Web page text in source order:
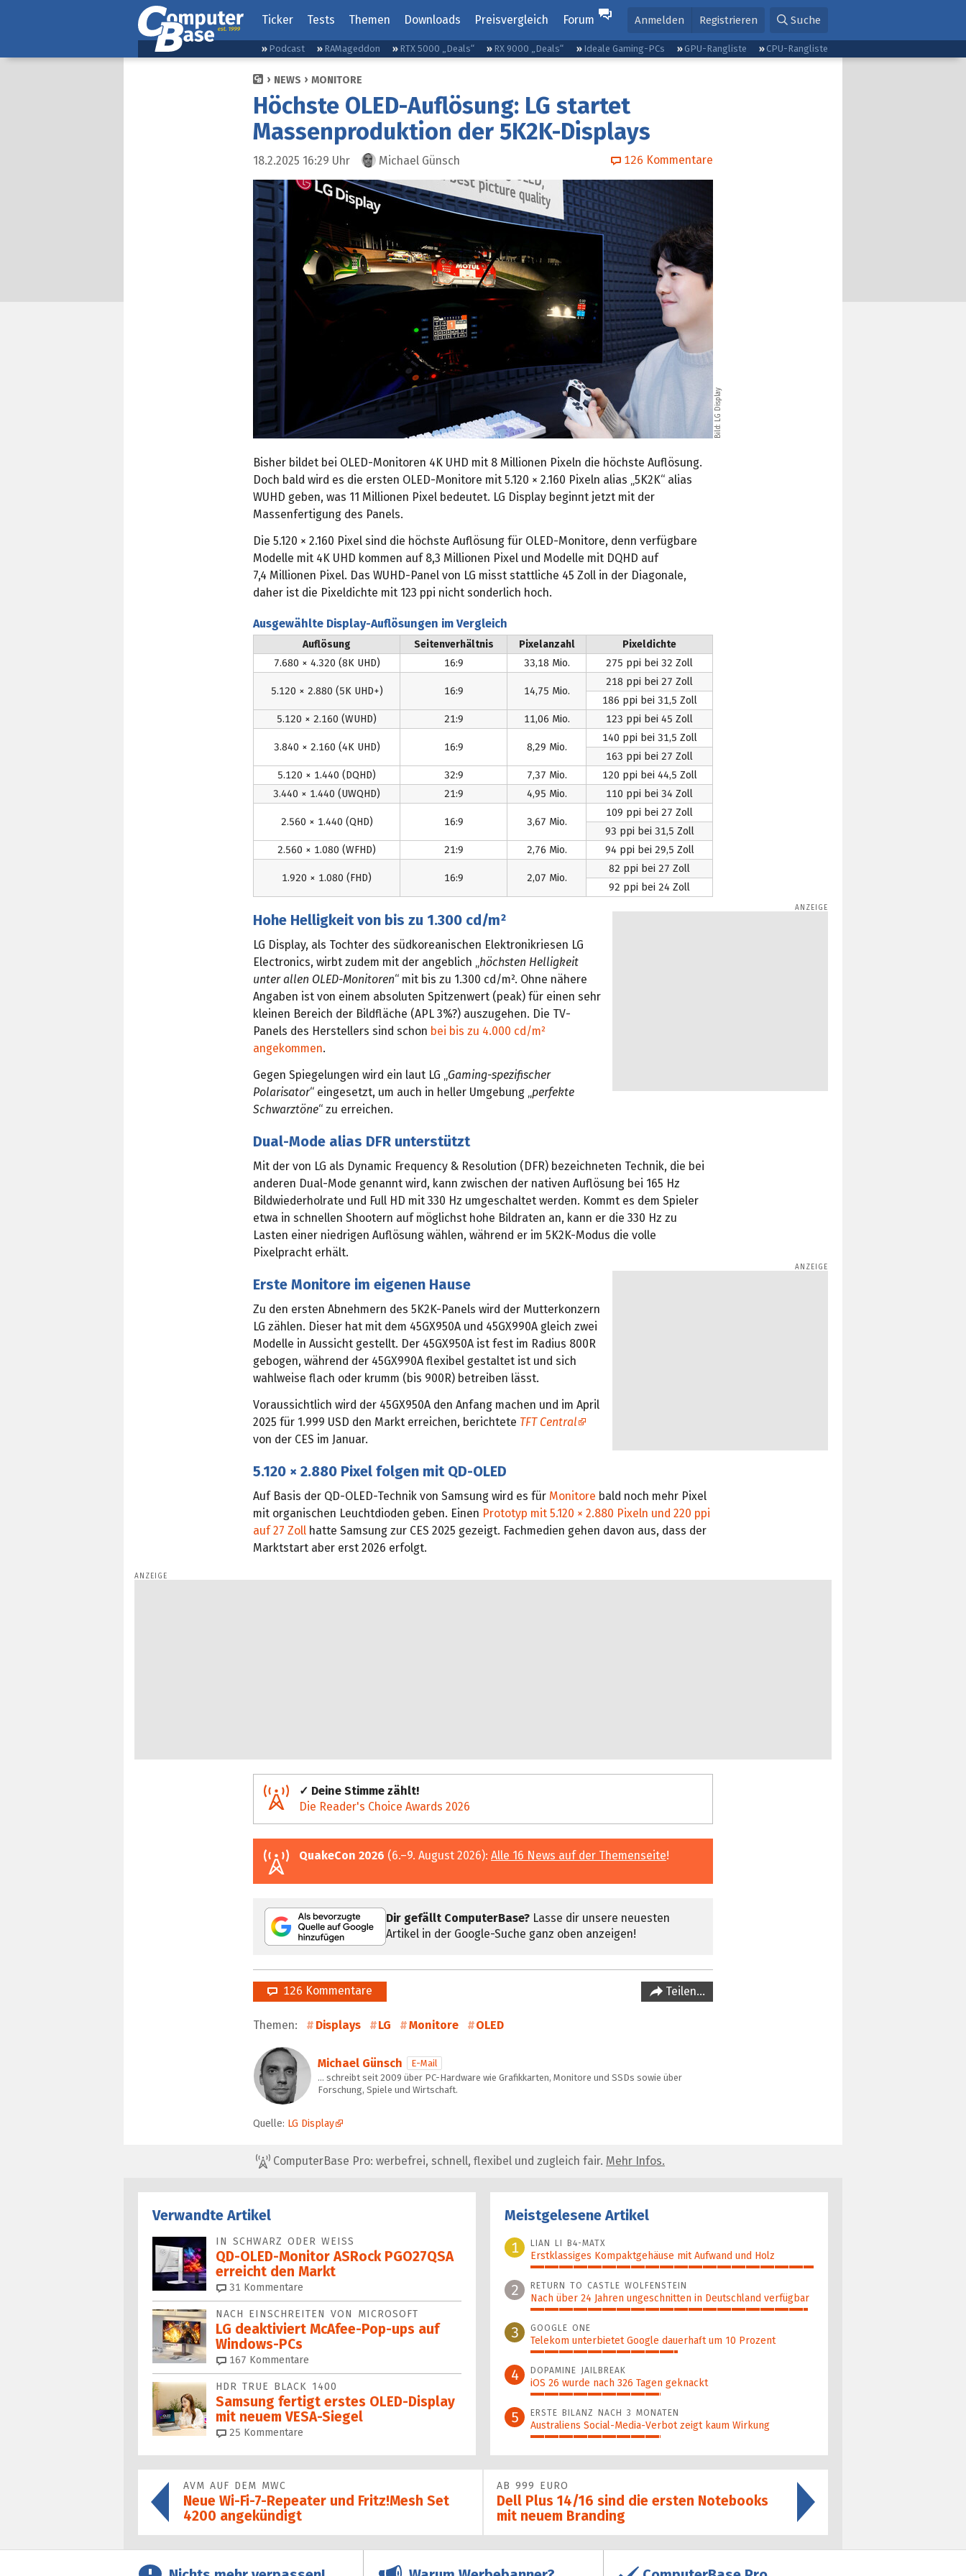
Ticker Tests Themen Downloads Preisvergleich Forum Anmelden Registrieren Suche
Podcast RAMageddon RTX 5000 „Deals“ RX 9000 „Deals“ Ideale Gaming-PCs GPU-Rangliste CPU-Rangliste
NEWS MONITORE
Höchste OLED-Auflösung: LG startet
Massenproduktion der 5K2K-Displays
18.2.2025 16:29 Uhr Michael Günsch 126 Kommentare
Bild: LG Display
Bisher bildet bei OLED-Monitoren 4K UHD mit 8 Millionen Pixeln die höchste Auflösung.
Doch bald wird es die ersten OLED-Monitore mit 5.120 × 2.160 Pixeln alias „5K2K“ alias
WUHD geben, was 11 Millionen Pixel bedeutet. LG Display beginnt jetzt mit der
Massenfertigung des Panels.
Die 5.120 × 2.160 Pixel sind die höchste Auflösung für OLED-Monitore, denn verfügbare
Modelle mit 4K UHD kommen auf 8,3 Millionen Pixel und Modelle mit DQHD auf
7,4 Millionen Pixel. Das WUHD-Panel von LG misst stattliche 45 Zoll in der Diagonale,
daher ist die Pixeldichte mit 123 ppi nicht sonderlich hoch.
Ausgewählte Display-Auflösungen im Vergleich
Auflösung Seitenverhältnis Pixelanzahl
Pixeldichte
7.680 × 4.320 (8K UHD)
16:9 33,18 Mio. 275 ppi bei 32 Zoll
5.120 × 2.880 (5K UHD+) 16:9 14,75 Mio.
218 ppi bei 27 Zoll
186 ppi bei 31,5 Zoll
5.120 × 2.160 (WUHD)
21:9 11,06 Mio. 123 ppi bei 45 Zoll
3.840 × 2.160 (4K UHD) 16:9 8,29 Mio.
140 ppi bei 31,5 Zoll
163 ppi bei 27 Zoll
5.120 × 1.440 (DQHD)
32:9 7,37 Mio.
120 ppi bei 44,5 Zoll
3.440 × 1.440 (UWQHD)
21:9 4,95 Mio. 110 ppi bei 34 Zoll
2.560 × 1.440 (QHD) 16:9 3,67 Mio.
109 ppi bei 27 Zoll
93 ppi bei 31,5 Zoll
2.560 × 1.080 (WFHD)
21:9 2,76 Mio. 94 ppi bei 29,5 Zoll
1.920 × 1.080 (FHD) 16:9 2,07 Mio.
82 ppi bei 27 Zoll
92 ppi bei 24 Zoll
Hohe Helligkeit von bis zu 1.300 cd/m²
LG Display, als Tochter des südkoreanischen Elektronikriesen LG
Electronics, wirbt zudem mit der angeblich „höchsten Helligkeit
unter allen OLED-Monitoren“ mit bis zu 1.300 cd/m². Ohne nähere
Angaben ist von einem absoluten Spitzenwert (peak) für einen sehr
kleinen Bereich der Bildfläche (APL 3%?) auszugehen. Die TV-
Panels des Herstellers sind schon bei bis zu 4.000 cd/m²
angekommen.
Gegen Spiegelungen wird ein laut LG „Gaming-spezifischer
Polarisator“ eingesetzt, um auch in heller Umgebung „perfekte
Schwarztöne“ zu erreichen.
Dual-Mode alias DFR unterstützt
Mit der von LG als Dynamic Frequency & Resolution (DFR) bezeichneten Technik, die bei
anderen Dual-Mode genannt wird, kann zwischen der nativen Auflösung bei 165 Hz
Bildwiederholrate und Full HD mit 330 Hz umgeschaltet werden. Kommt es dem Spieler
etwa in schnellen Shootern auf möglichst hohe Bildraten an, kann er die 330 Hz zu
Lasten einer niedrigen Auflösung wählen, während er im 5K2K-Modus die volle
Pixelpracht erhält.
Erste Monitore im eigenen Hause
Zu den ersten Abnehmern des 5K2K-Panels wird der Mutterkonzern
LG zählen. Dieser hat mit dem 45GX950A und 45GX990A gleich zwei
Modelle in Aussicht gestellt. Der 45GX950A ist fest im Radius 800R
gebogen, während der 45GX990A flexibel gestaltet ist und sich
wahlweise flach oder krumm (bis 900R) betreiben lässt.
Voraussichtlich wird der 45GX950A den Anfang machen und im April
2025 für 1.999 USD den Markt erreichen, berichtete TFT Central
von der CES im Januar.
5.120 × 2.880 Pixel folgen mit QD-OLED
Auf Basis der QD-OLED-Technik von Samsung wird es für Monitore bald noch mehr Pixel
mit organischen Leuchtdioden geben. Einen Prototyp mit 5.120 × 2.880 Pixeln und 220 ppi
auf 27 Zoll hatte Samsung zur CES 2025 gezeigt. Fachmedien gehen davon aus, dass der
Marktstart aber erst 2026 erfolgt.
✓ Deine Stimme zählt!
Die Reader's Choice Awards 2026
QuakeCon 2026 (6.–9. August 2026): Alle 16 News auf der Themenseite!
Dir gefällt ComputerBase? Lasse dir unsere neuesten
Artikel in der Google-Suche ganz oben anzeigen!
126 Kommentare Teilen…
Themen: Displays LG Monitore OLED
Michael Günsch
E-Mail
… schreibt seit 2009 über PC-Hardware wie Grafikkarten, Monitore und SSDs sowie über
Forschung, Spiele und Wirtschaft.
Quelle: LG Display
ComputerBase Pro: werbefrei, schnell, flexibel und zugleich fair. Mehr Infos.
Verwandte Artikel
IN SCHWARZ ODER WEISS
QD-OLED-Monitor ASRock PGO27QSA
erreicht den Markt
31 Kommentare
NACH EINSCHREITEN VON MICROSOFT
LG deaktiviert McAfee-Pop-ups auf
Windows-PCs
167 Kommentare
HDR TRUE BLACK 1400
Samsung fertigt erstes OLED-Display
mit neuem VESA-Siegel
25 Kommentare
Meistgelesene Artikel
1
LIAN LI B4-MATX
Erstklassiges Kompaktgehäuse mit Aufwand und Holz
100%
2 RETURN TO CASTLE WOLFENSTEIN
Nach über 24 Jahren ungeschnitten in Deutschland verfügbar
98%
3 GOOGLE ONE
Telekom unterbietet Google dauerhaft um 10 Prozent
52%
4 DOPAMINE JAILBREAK
iOS 26 wurde nach 326 Tagen geknackt
46%
5 ERSTE BILANZ NACH 3 MONATEN
Australiens Social-Media-Verbot zeigt kaum Wirkung
46%
AVM AUF DEM MWC
Neue Wi-Fi-7-Repeater und Fritz!Mesh Set
4200 angekündigt
AB 999 EURO
Dell Plus 14/16 sind die ersten Notebooks
mit neuem Branding